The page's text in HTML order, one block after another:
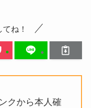
ね！
クから本人確